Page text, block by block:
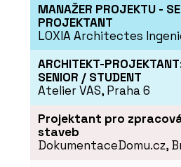
MANAŽER PROJEKTU -
PROJEKTANT
LOXIA Architectes
ARCHITEKT-
SENIOR / STUDENT
Atelier VAS, Praha 6
Projektant pro
staveb
DokumentaceDomu.cz,